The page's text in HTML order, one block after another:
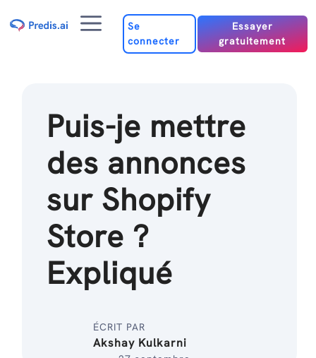
au
Menu
Se
connecter
Essayer
gratuitement
Puis-je mettre
des annonces
sur Shopify
Store ?
Expliqué
ÉCRIT PAR
Akshay Kulkarni